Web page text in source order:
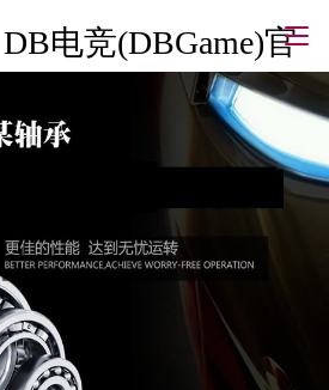
DB电竞(DBGame)官